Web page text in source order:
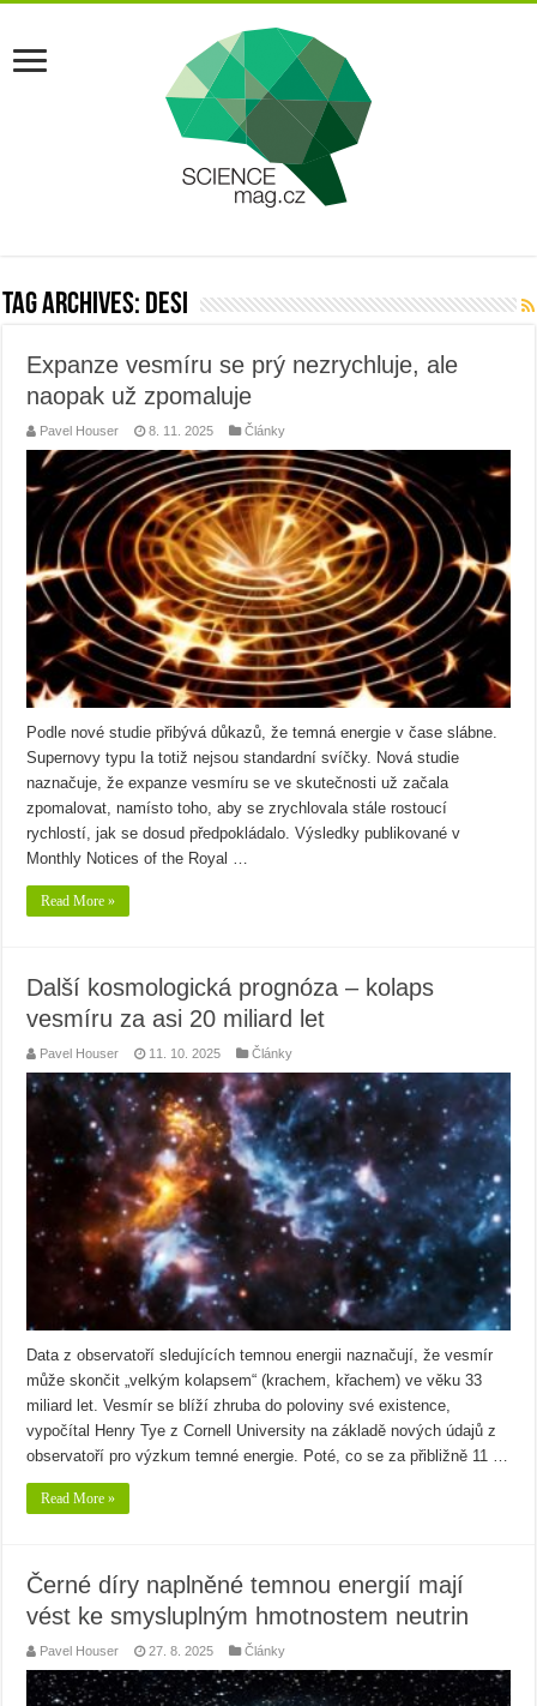
Tag Archives: desi
Expanze vesmíru se prý nezrychluje, ale
naopak už zpomaluje
Pavel Houser 8. 11. 2025 Články
Podle nové studie přibývá důkazů, že temná energie v čase slábne.
Supernovy typu Ia totiž nejsou standardní svíčky. Nová studie
naznačuje, že expanze vesmíru se ve skutečnosti už začala
zpomalovat, namísto toho, aby se zrychlovala stále rostoucí
rychlostí, jak se dosud předpokládalo. Výsledky publikované v
Monthly Notices of the Royal …
Read More »
Další kosmologická prognóza – kolaps
vesmíru za asi 20 miliard let
Pavel Houser 11. 10. 2025 Články
Data z observatoří sledujících temnou energii naznačují, že vesmír
může skončit „velkým kolapsem“ (krachem, křachem) ve věku 33
miliard let. Vesmír se blíží zhruba do poloviny své existence,
vypočítal Henry Tye z Cornell University na základě nových údajů z
observatoří pro výzkum temné energie. Poté, co se za přibližně 11 …
Read More »
Černé díry naplněné temnou energií mají
vést ke smysluplným hmotnostem neutrin
Pavel Houser 27. 8. 2025 Články